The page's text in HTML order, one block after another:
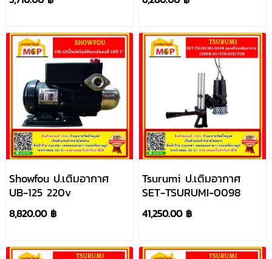
Showfou ป.เติมอากาศ
UB-125 220v
8,820.00 ฿
Tsurumi ป.เติมอากาศ
SET-TSURUMI-0098
41,250.00 ฿